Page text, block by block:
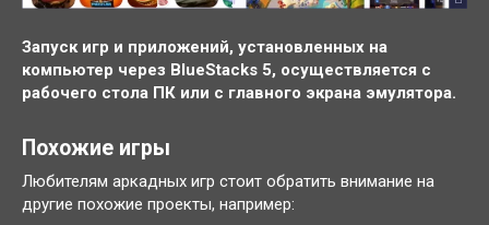
Запуск игр и приложений, установленных на
компьютер через BlueStacks 5, осуществляется с
рабочего стола ПК или с главного экрана эмулятора.
Похожие игры
Любителям аркадных игр стоит обратить внимание на
другие похожие проекты, например: